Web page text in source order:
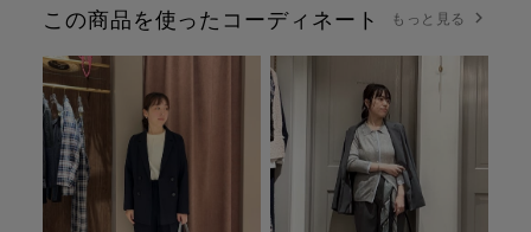
この商品を使ったコーディネート もっと見る